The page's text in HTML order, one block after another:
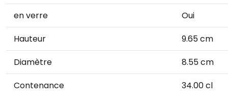
en verre
Oui
Hauteur
9.65 cm
Diamètre
8.55 cm
Contenance
34.00 cl